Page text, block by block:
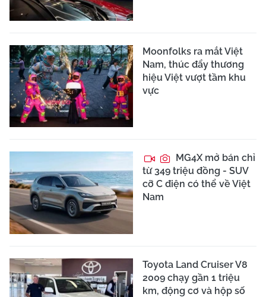
Moonfolks ra mắt Việt
Nam, thúc đẩy thương
hiệu Việt vượt tầm khu
vực
MG4X mở bán chỉ
từ 349 triệu đồng - SUV
cỡ C điện có thể về Việt
Nam
Toyota Land Cruiser V8
2009 chạy gần 1 triệu
km, động cơ và hộp số